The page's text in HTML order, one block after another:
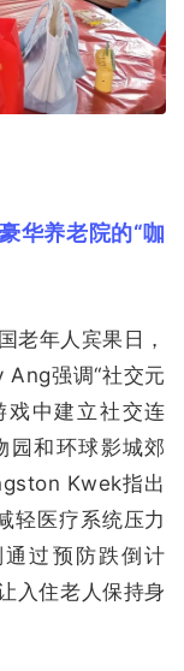
华养老院的“咖
老年人宾果日，
强调“社交元
中建立社交连
园和环球影城郊
Kwek指出
轻医疗系统压力
过预防跌倒计
入住老人保持身